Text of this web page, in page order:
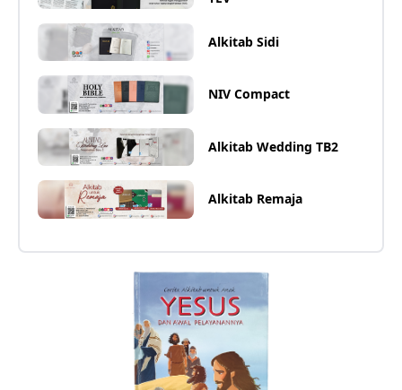
Alkitab Sidi
NIV Compact
Alkitab Wedding TB2
Alkitab Remaja